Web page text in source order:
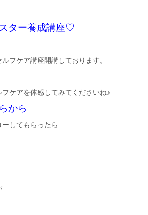
ター養成講座♡
フケア講座開講しております。
フケアを体感してみてくださいね♪
から
してもらったら